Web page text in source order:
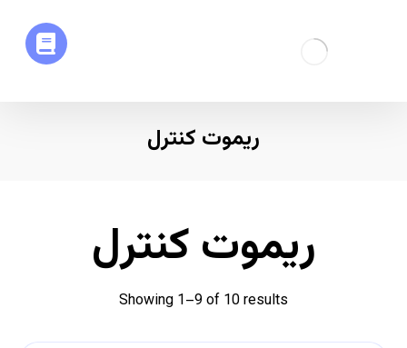
ریموت کنترل
ریموت کنترل
Showing 1–9 of 10 results